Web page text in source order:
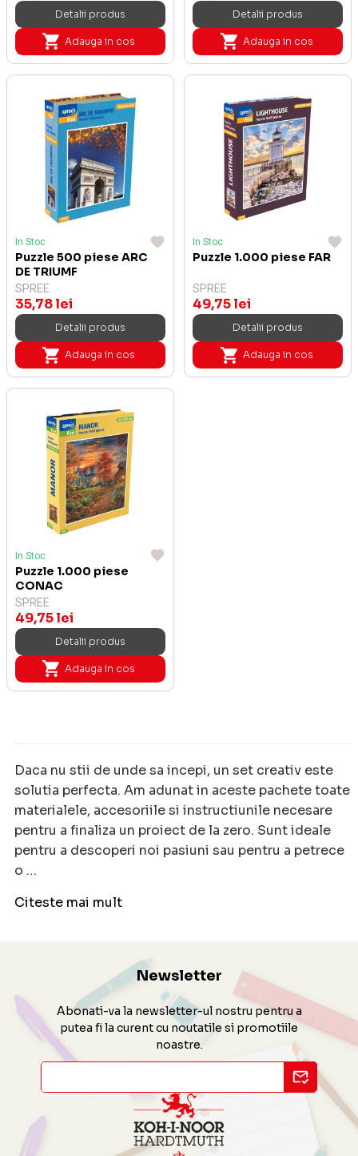
Detalii produs
Adauga in cos
Detalii produs
Adauga in cos
In Stoc
Puzzle 500 piese ARC
DE TRIUMF
SPREE
35,78 lei
Detalii produs
Adauga in cos
In Stoc
Puzzle 1.000 piese FAR
SPREE
49,75 lei
Detalii produs
Adauga in cos
In Stoc
Puzzle 1.000 piese
CONAC
SPREE
49,75 lei
Detalii produs
Adauga in cos
Daca nu stii de unde sa incepi, un set creativ este
solutia perfecta. Am adunat in aceste pachete toate
materialele, accesoriile si instructiunile necesare
pentru a finaliza un proiect de la zero. Sunt ideale
pentru a descoperi noi pasiuni sau pentru a petrece
o …
Citeste mai mult
Newsletter
Abonati-va la newsletter-ul nostru pentru a
putea fi la curent cu noutatile si promotiile
noastre.